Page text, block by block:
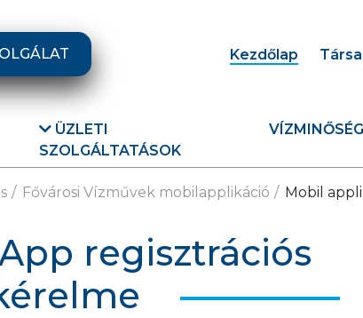
Kezdőlap
ÜZLETI
SZOLGÁLTATÁSOK
VÍZMINŐSÉG
Fővárosi Vízművek mobilapplikáció Mobil
regisztrációs